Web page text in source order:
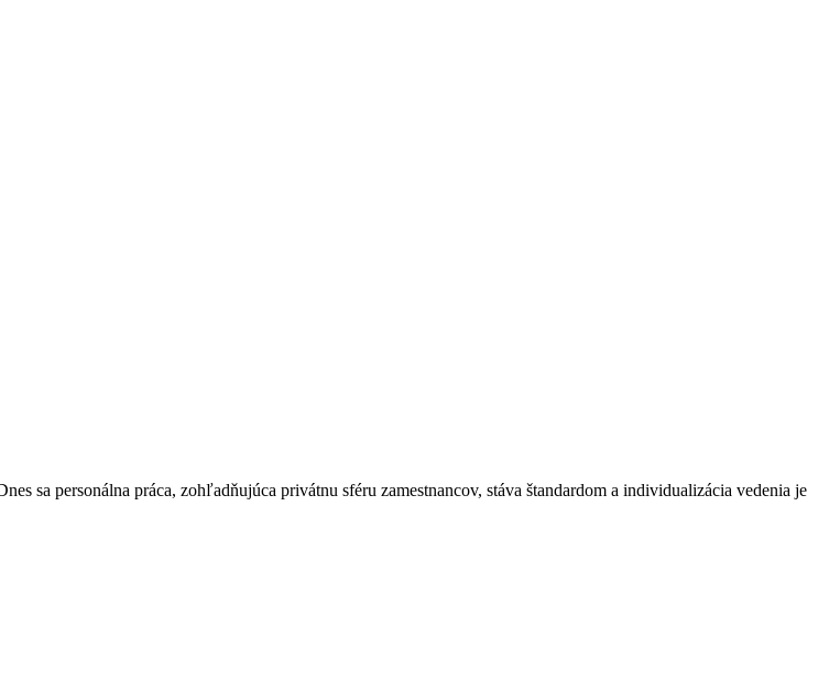
sa personálna práca, zohľadňujúca privátnu sféru zamestnancov, stáva štandardom a individualizácia vedenia je